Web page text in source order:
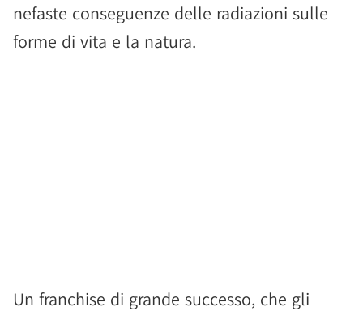
nefaste conseguenze delle radiazioni sulle
forme di vita e la natura.
Un franchise di grande successo, che gli